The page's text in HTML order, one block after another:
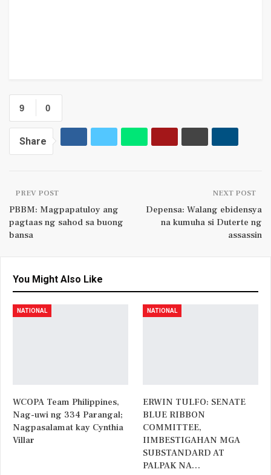
0
9
Share
PREV POST
PBBM: Magpapatuloy ang
pagtaas ng sahod sa buong
bansa
NEXT POST
Depensa: Walang ebidensya
na kumuha si Duterte ng
assassin
You Might Also Like
NATIONAL
WCOPA Team Philippines,
Nag-uwi ng 334 Parangal;
Nagpasalamat kay Cynthia
Villar
NATIONAL
ERWIN TULFO: SENATE
BLUE RIBBON
COMMITTEE,
IIMBESTIGAHAN MGA
SUBSTANDARD AT
PALPAK NA…